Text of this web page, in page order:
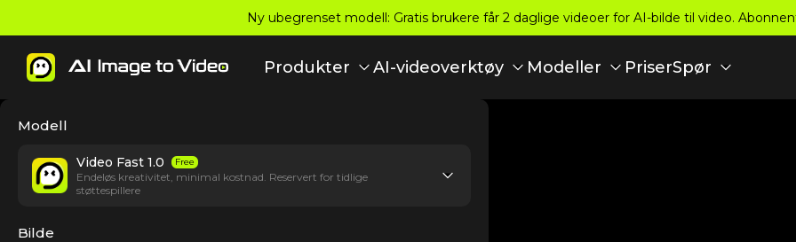
Ny ubegrenset modell: Gratis brukere får 2 daglige videoer for AI-bilde til video.
Produkter AI-videoverktøy Modeller PriserSpør
Modell
Video Fast 1.0 Free
Endeløs kreativitet, minimal kostnad. Reservert for tidlige
støttespillere
Bilde